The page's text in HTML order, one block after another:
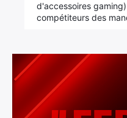
d'accessoires
compétiteurs des